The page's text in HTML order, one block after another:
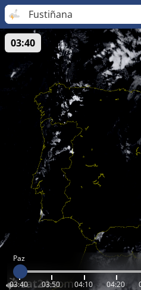
Fustiñana
Paz
03:40 03:50 04:10 04:20
03:40